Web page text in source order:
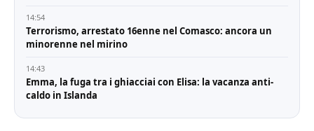
14:54
Terrorismo, arrestato 16enne nel Comasco: ancora un
minorenne nel mirino
14:43
Emma, la fuga tra i ghiacciai con Elisa: la vacanza anti-
caldo in Islanda